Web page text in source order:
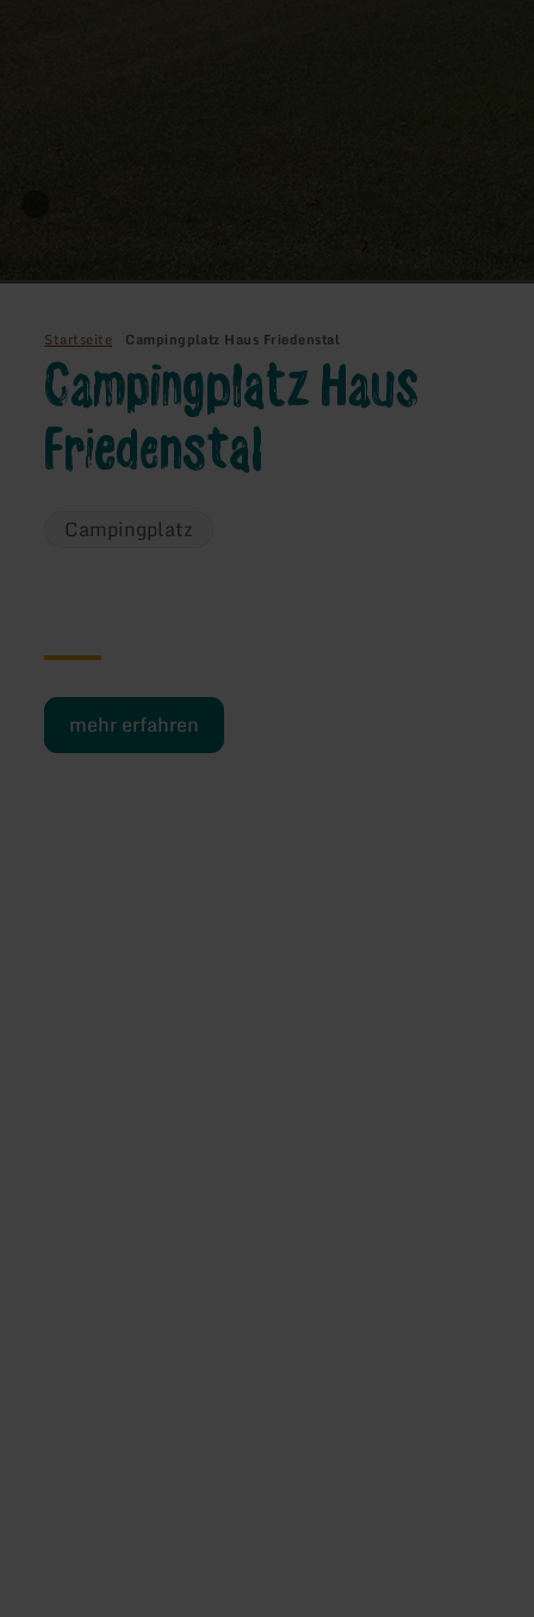
Startseite Campingplatz Haus Friedenstal
Campingplatz Haus
Friedenstal
Campingplatz
mehr erfahren